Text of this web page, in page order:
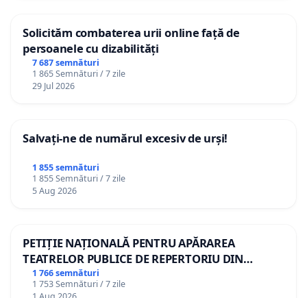
Solicităm combaterea urii online față de
persoanele cu dizabilități
7 687 semnături
1 865 Semnături / 7 zile
29 Jul 2026
Salvați-ne de numărul excesiv de urși!
1 855 semnături
1 855 Semnături / 7 zile
5 Aug 2026
PETIȚIE NAȚIONALĂ PENTRU APĂRAREA
TEATRELOR PUBLICE DE REPERTORIU DIN
ROMÂNIA
1 766 semnături
1 753 Semnături / 7 zile